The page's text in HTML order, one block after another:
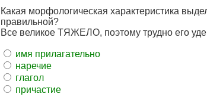
Какая морфологическая характеристика
правильной?
Все великое ТЯЖЕЛО, поэтому трудно его
имя прилагательно
наречие
глагол
причастие